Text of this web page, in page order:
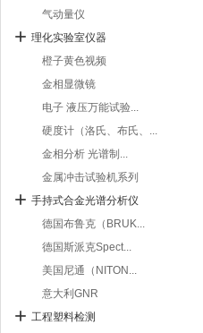
气动量仪
理化实验室仪器
橙子黄色视频
金相显微镜
电子 液压万能试验...
硬度计（洛氏、布氏、...
金相分析 光谱制...
金属冲击试验机系列
手持式合金光谱分析仪
德国布鲁克（BRUK...
德国斯派克Spect...
美国尼通（NITON...
意大利GNR
工程塑料检测